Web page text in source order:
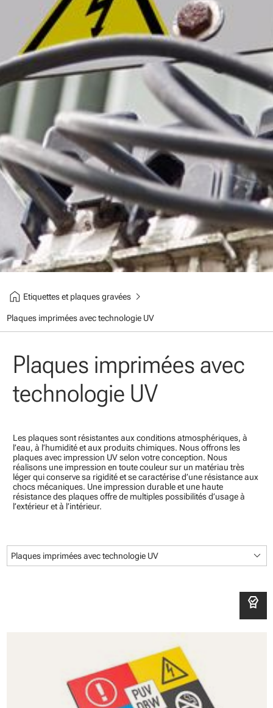
home Etiquettes et plaques gravéeschevron_right
Plaques imprimées avec technologie UV
Plaques imprimées avec
technologie UV
Les plaques sont résistantes aux conditions atmosphériques, à
l’eau, à l’humidité et aux produits chimiques. Nous offrons les
plaques avec impression UV selon votre conception. Nous
réalisons une impression en toute couleur sur un matériau très
léger qui conserve sa rigidité et se caractérise d’une résistance aux
chocs mécaniques. Une impression durable et une haute
résistance des plaques offre de multiples possibilités d’usage à
l’extérieur et à l’intérieur.
Plaques imprimées avec technologie UV keyboard_arrow_down
editor_choice